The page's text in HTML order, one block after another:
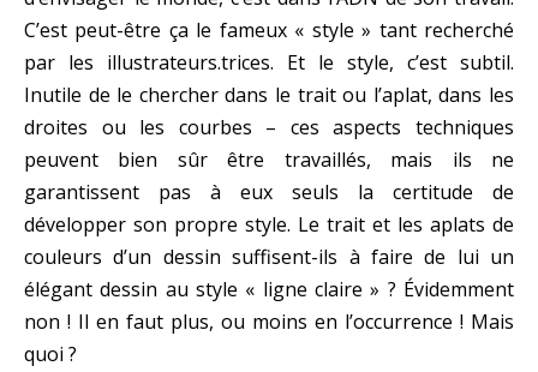
C’est peut-être ça le fameux « style » tant recherché
par les illustrateurs.trices. Et le style, c’est subtil.
Inutile de le chercher dans le trait ou l’aplat, dans les
droites ou les courbes – ces aspects techniques
peuvent bien sûr être travaillés, mais ils ne
garantissent pas à eux seuls la certitude de
développer son propre style. Le trait et les aplats de
couleurs d’un dessin suffisent-ils à faire de lui un
élégant dessin au style « ligne claire » ? Évidemment
non ! Il en faut plus, ou moins en l’occurrence ! Mais
quoi ?